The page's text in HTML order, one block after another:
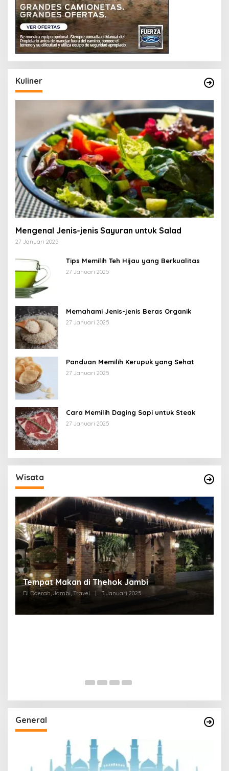
Kuliner
Mengenal Jenis-jenis Sayuran untuk Salad
27 Januari 2025
Tips Memilih Teh Hijau yang Berkualitas
27 Januari 2025
Memahami Jenis-jenis Beras Organik
27 Januari 2025
Panduan Memilih Kerupuk yang Sehat
27 Januari 2025
Cara Memilih Daging Sapi untuk Steak
27 Januari 2025
Wisata
Tempat Makan di Thehok Jambi
Di Daerah, Jambi, Travel | 3 Januari 2025
General